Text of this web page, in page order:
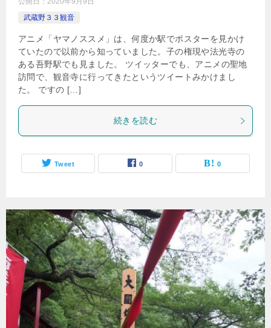
武蔵野３３観音
アニメ「ヤマノススメ」は、何度か駅でポスターを見かけ
ていたので以前から知っていました。子の権現や法光寺の
ある吾野駅でも見ました。 ツイッターでも、アニメの聖地
訪問で、観音寺に行ってきたというツイートみかけまし
た。 ですの […]
続きを読む
Tweet 0 0